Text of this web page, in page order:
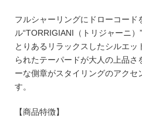
フルシャーリングにドローコード
ル“TORRIGIANI（トリジャーニ
とりあるリラックスしたシルエ
られたテーパードが大人の上品
ーな側章がスタイリングのアクセ
す。
【商品特徴】